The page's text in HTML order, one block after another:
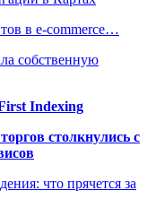
в e-commerce…
собственную
Indexing
столкнулись с
что прячется за